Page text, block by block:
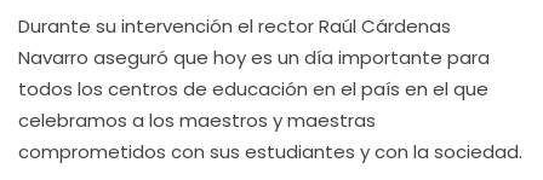
Durante su intervención el rector Raúl Cárdenas
Navarro aseguró que hoy es un día importante para
todos los centros de educación en el país en el que
celebramos a los maestros y maestras
comprometidos con sus estudiantes y con la sociedad.